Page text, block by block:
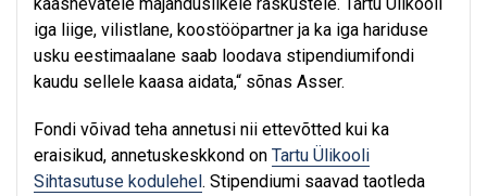
iga liige, vilistlane, koostööpartner ja ka iga hariduse
usku eestimaalane saab loodava stipendiumifondi
kaudu sellele kaasa aidata,“ sõnas Asser.
Fondi võivad teha annetusi nii ettevõtted kui ka
eraisikud, annetuskeskkond on Tartu Ülikooli
Sihtasutuse kodulehel. Stipendiumi saavad taotleda